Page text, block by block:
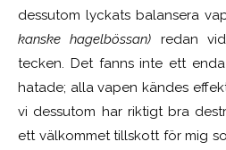
dessutom lyckats balansera
kanske hagelbössan) redan
tecken. Det fanns inte ett
hatade; alla vapen kändes
vi dessutom har riktigt bra
ett välkommet tillskott för mig